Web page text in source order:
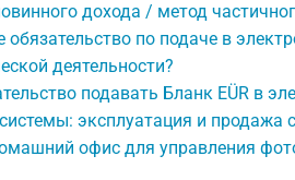
дохода / метод
обязательство по подаче в
деятельности?
подавать Бланк EÜR в
эксплуатация и
офис для управления